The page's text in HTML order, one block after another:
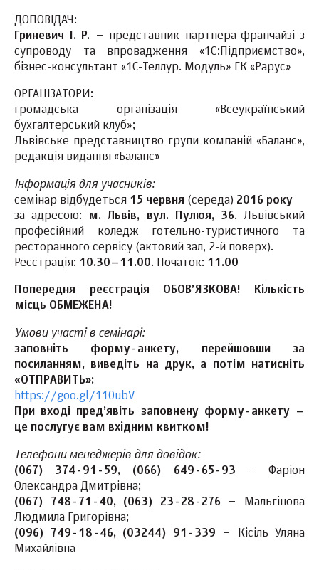
ДОПОВІДАЧ:
Гриневич І. Р. – представник партнера-франчайзі з
супроводу та впровадження «1С:Підприємство»,
бізнес-консультант «1С-Теллур. Модуль» ГК «Рарус»
ОРГАНІЗАТОРИ:
громадська організація «Всеукраїнський
бухгалтерський клуб»;
Львівське представництво групи компаній «Баланс»,
редакція видання «Баланс»
Інформація для учасників:
семінар відбудеться 15 червня (середа) 2016 року
за адресою:
м. Львів, вул. Пулюя, 36. Львівський
професійний коледж готельно-туристичного та
ресторанного сервісу (актовий зал, 2-й поверх).
Реєстрація: 10.30–11.00. Початок: 11.00
Попередня реєстрація ОБОВ’ЯЗКОВА! Кількість
місць ОБМЕЖЕНА!
Умови участі в семінарі:
заповніть форму-анкету, перейшовши за
посиланням, виведіть на друк, а потім натисніть
«ОТПРАВИТЬ»:
https://goo.gl/110ubV
При вході пред’явіть заповнену форму-анкету –
це послугує вам вхідним квитком!
Телефони менеджерів для довідок:
(067) 374-91-59, (066) 649-65-93 – Фаріон
Олександра Дмитрівна;
(067) 748-71-40, (063) 23-28-276– Мальгінова
Людмила Григорівна;
(096) 749-18-46, (03244) 91-339 – Кісіль Уляна
Михайлівна